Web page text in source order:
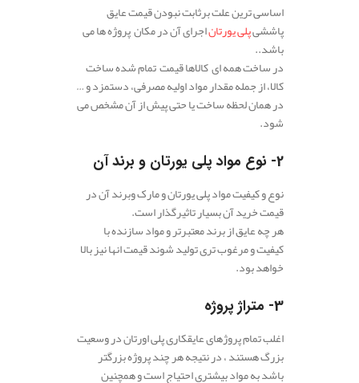
اساسی ترین علت برثابت نبودن قیمت عایق
پاششیپلی‌ یورتاناجرای آن در مکان پروژه ها می
باشد..
در ساخت همه ای کالا‌ها قیمت تمام شده ساخت
کالا، از جمله مقدار مواد اولیه مصرفی، دستمزد و …
در همان لحظه ساخت یا حتی پیش از آن مشخص می
شود.
2- نوع مواد پلی‌ یورتان و برند آن
نوع و کیفیت مواد پلی یورتان و مارک وبرند آن در
قیمت خرید آن بسیار تاثیرگذار است.
هر چه عایق از برند معتبرتر و مواد سازنده با
کیفیت و مرغوب تری تولید شوند قیمت انها نیز بالا
خواهد بود.
3- متراژ پروژه
اغلب تمام پروژهای عایقکاری پلی اورتان در وسعیت
بزرگ هستند ، در نتیجه هر چند پروژه بزرگتر
باشد به مواد بیشتری احتیاج است و همچنین